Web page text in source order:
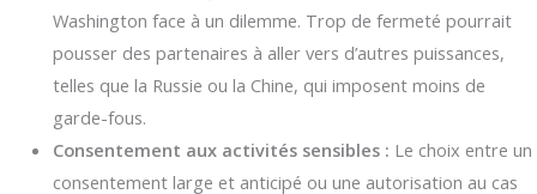
Washington face à un dilemme. Trop de fermeté pourrait
pousser des partenaires à aller vers d’autres puissances,
telles que la Russie ou la Chine, qui imposent moins de
garde-fous.
Consentement aux activités sensibles : Le choix entre un
consentement large et anticipé ou une autorisation au cas